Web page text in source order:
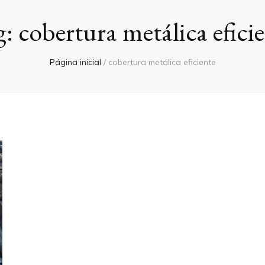
cobertura metálica
Página inicial / cobertura metálica eficiente